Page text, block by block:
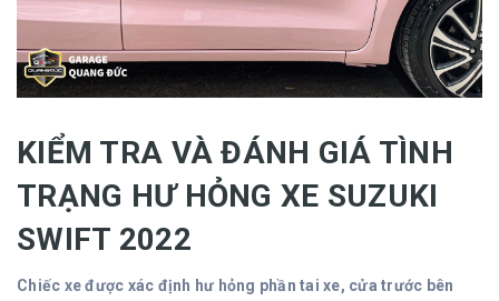
KIỂM TRA VÀ ĐÁNH GIÁ TÌNH
TRẠNG HƯ HỎNG XE SUZUKI
SWIFT 2022
Chiếc xe được xác định hư hỏng phần tai xe, cửa trước bên